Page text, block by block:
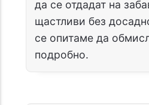
да се отдадат на
щастливи без
се опитаме да
подробно.